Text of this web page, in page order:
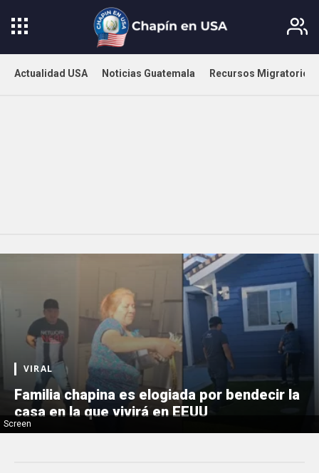
Actualidad USA Noticias Guatemala Recursos Migratorios
Screen
VIRAL
Familia chapina es elogiada por bendecir la
casa en la que vivirá en EEUU